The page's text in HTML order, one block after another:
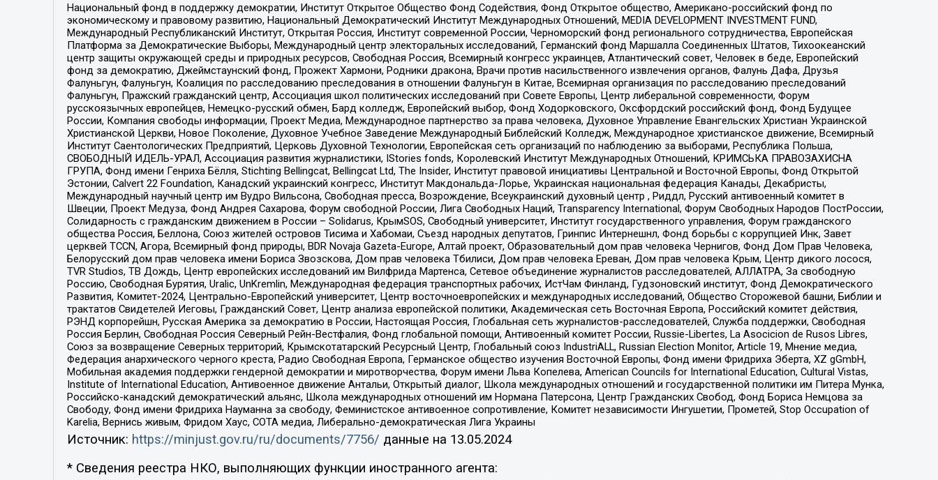
Национальный фонд в поддержку демократии, Институт Открытое Общество Фонд Содействия, Фонд Открытое общество, Американо-российский фонд по
экономическому и правовому развитию, Национальный Демократический Институт Международных Отношений, MEDIA DEVELOPMENT INVESTMENT FUND,
Международный Республиканский Институт, Открытая Россия, Институт современной России, Черноморский фонд регионального сотрудничества, Европейская
Платформа за Демократические Выборы, Международный центр электоральных исследований, Германский фонд Маршалла Соединенных Штатов, Тихоокеанский
центр защиты окружающей среды и природных ресурсов, Свободная Россия, Всемирный конгресс украинцев, Атлантический совет, Человек в беде, Европейский
фонд за демократию, Джеймстаунский фонд, Прожект Хармони, Родники дракона, Врачи против насильственного извлечения органов, Фалунь Дафа, Друзья
Фалуньгун, Фалуньгун, Коалиция по расследованию преследования в отношении Фалуньгун в Китае, Всемирная организация по расследованию преследований
Фалуньгун, Пражский гражданский центр, Ассоциация школ политических исследований при Совете Европы, Центр либеральной современности, Форум
русскоязычных европейцев, Немецко-русский обмен, Бард колледж, Европейский выбор, Фонд Ходорковского, Оксфордский российский фонд, Фонд Будущее
России, Компания свободы информации, Проект Медиа, Международное партнерство за права человека, Духовное Управление Евангельских Христиан Украинской
Христианской Церкви, Новое Поколение, Духовное Учебное Заведение Международный Библейский Колледж, Международное христианское движение, Всемирный
Институт Саентологических Предприятий, Церковь Духовной Технологии, Европейская сеть организаций по наблюдению за выборами, Республика Польша,
СВОБОДНЫЙ ИДЕЛЬ-УРАЛ, Ассоциация развития журналистики, IStories fonds, Королевский Институт Международных Отношений, КРИМСЬКА ПРАВОЗАХИСНА
ГРУПА, Фонд имени Генриха Бёлля, Stichting Bellingcat, Bellingcat Ltd, The Insider, Институт правовой инициативы Центральной и Восточной Европы, Фонд Открытой
Эстонии, Calvert 22 Foundation, Канадский украинский конгресс, Институт Макдональда-Лорье, Украинская национальная федерация Канады, Декабристы,
Международный научный центр им Вудро Вильсона, Свободная пресса, Возрождение, Всеукраинский духовный центр , Риддл, Русский антивоенный комитет в
Швеции, Проект Медуза, Фонд Андрея Сахарова, Форум свободной России, Лига Свободных Наций, Transparеncy International, Форум Свободных Народов ПостРоссии,
Солидарность с гражданским движением в России – Solidarus, КрымSOS, Свободный университет, Институт государственного управления, Форум гражданского
общества Россия, Беллона, Союз жителей островов Тисима и Хабомаи, Съезд народных депутатов, Гринпис Интернешнл, Фонд борьбы с коррупцией Инк, Завет
церквей TCCN, Агора, Всемирный фонд природы, BDR Novaja Gazeta-Europe, Алтай проект, Образовательный дом прав человека Чернигов, Фонд Дом Прав Человека,
Белорусский дом прав человека имени Бориса Звозскова, Дом прав человека Тбилиси, Дом прав человека Ереван, Дом прав человека Крым, Центр дикого лосося,
TVR Studios, ТВ Дождь, Центр европейских исследований им Вилфрида Мартенса, Сетевое объединение журналистов расследователей, АЛЛАТРА, За свободную
Россию, Свободная Бурятия, Uralic, UnKremlin, Международная федерация транспортных рабочих, ИстЧам Финланд, Гудзоновский институт, Фонд Демократического
Развития, Комитет-2024, Центрально-Европейский университет, Центр восточноевропейских и международных исследований, Общество Сторожевой башни, Библии и
трактатов Свидетелей Иеговы, Гражданский Совет, Центр анализа европейской политики, Академическая сеть Восточная Европа, Российский комитет действия,
РЭНД корпорейшн, Русская Америка за демократию в России, Настоящая Россия, Глобальная сеть журналистов-расследователей, Служба поддержки, Свободная
Россия Берлин, Свободная Россия Северный Рейн-Вестфалия, Фонд глобальной помощи, Антивоенный комитет России, Russie-Libertes, La Asocicion de Rusos Libres,
Союз за возвращение Северных территорий, Крымскотатарский Ресурсный Центр, Глобальный союз IndustriALL, Russian Election Monitor, Article 19, Мнение медиа,
Федерация анархического черного креста, Радио Свободная Европа, Германское общество изучения Восточной Европы, Фонд имени Фридриха Эберта, XZ gGmbH,
Мобильная академия поддержки гендерной демократии и миротворчества, Форум имени Льва Копелева, American Councils for International Education, Cultural Vistas,
Institute of International Education, Антивоенное движение Антальи, Открытый диалог, Школа международных отношений и государственной политики им Питера Мунка,
Российско-канадский демократический альянс, Школа международных отношений им Нормана Патерсона, Центр Гражданских Свобод, Фонд Бориса Немцова за
Свободу, Фонд имени Фридриха Науманна за свободу, Феминистское антивоенное сопротивление, Комитет независимости Ингушетии, Прометей, Stop Occupation of
Karelia, Вернись живым, Фридом Хаус, СОТА медиа, Либерально-демократическая Лига Украины
Источник: https://minjust.gov.ru/ru/documents/7756/ данные на 13.05.2024
* Сведения реестра НКО, выполняющих функции иностранного агента: